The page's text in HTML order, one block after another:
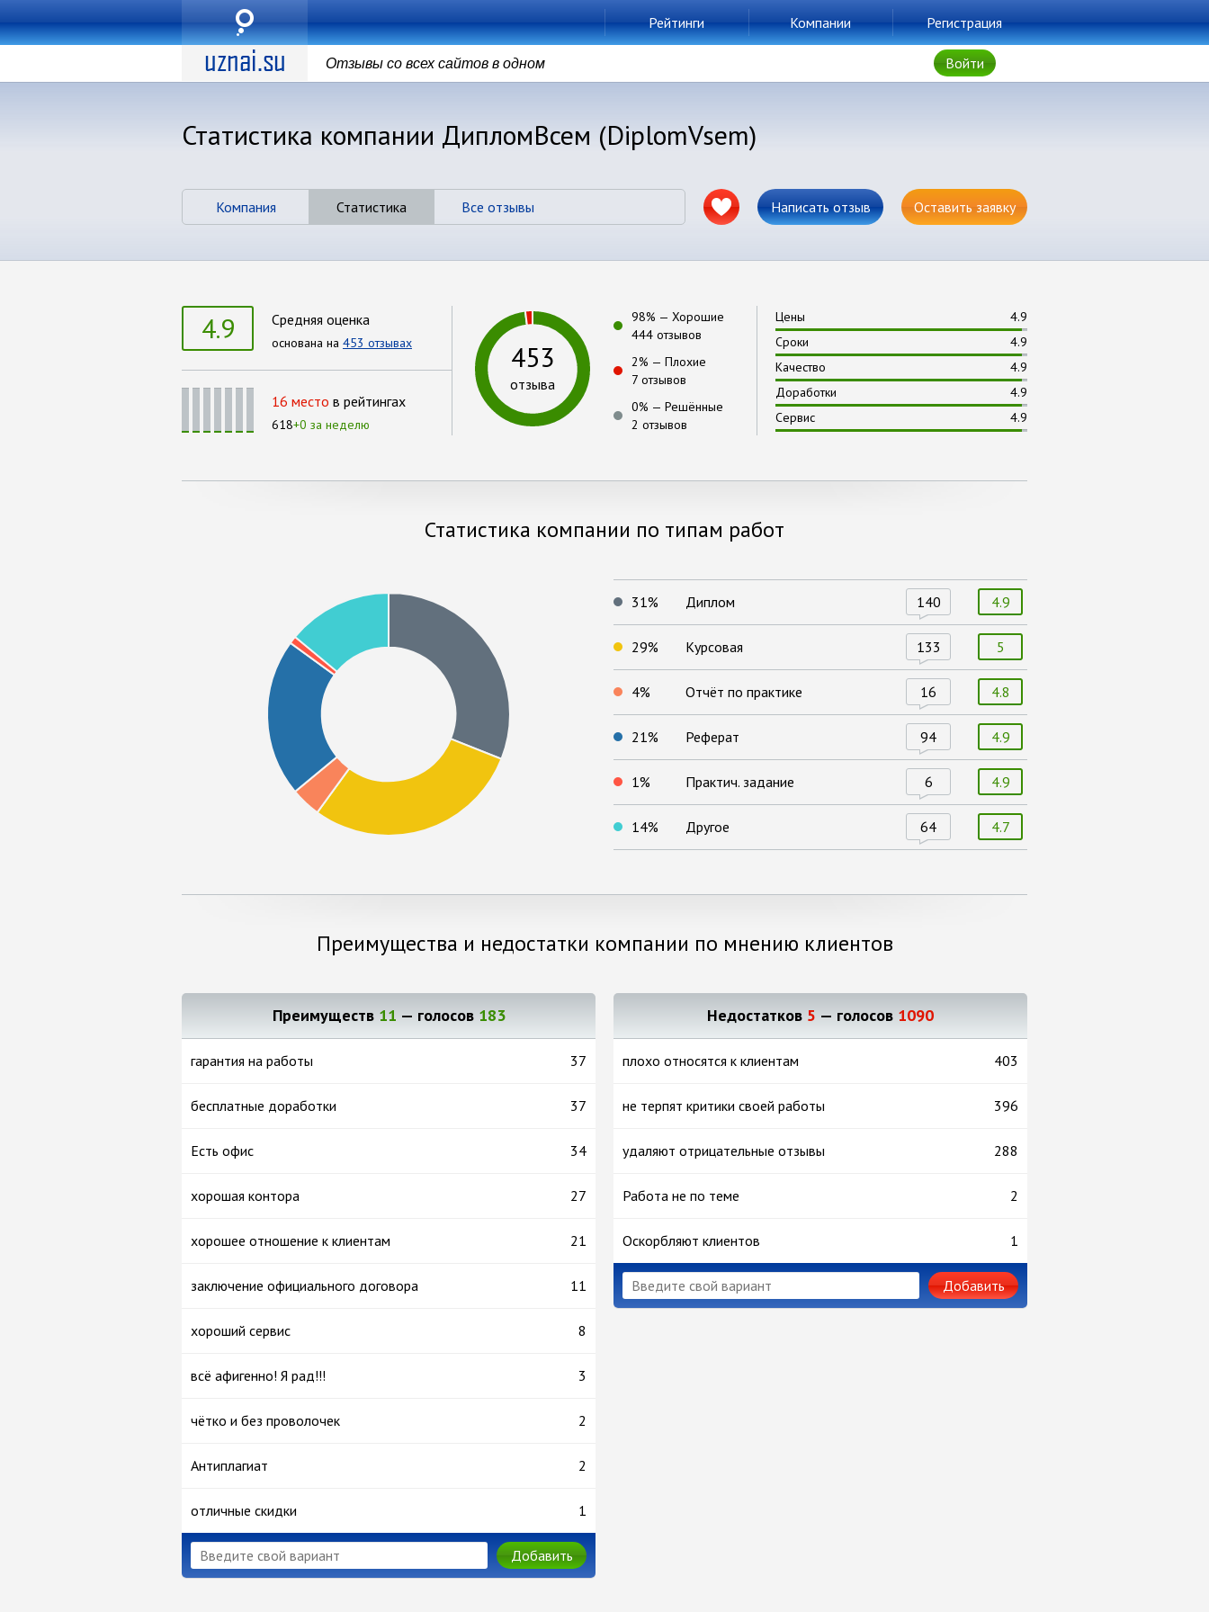
Рейтинги Компании Регистрация
Отзывы со всех сайтов в одном Войти
Статистика компании ДипломВсем (DiplomVsem)
Компания Статистика Все отзывы Написать отзыв Оставить заявку
4.9 Средняя оценка
основана на 453 отзывах
16 место в рейтингах
618+0 за неделю
453
отзыва
98% — Хорошие
444 отзывов
2% — Плохие
7 отзывов
0% — Решённые
2 отзывов
Цены
4.9
Сроки
4.9
Качество
4.9
Доработки
4.9
Сервис
4.9
Статистика компании по типам работ
31% Диплом 140 4.9
29% Курсовая 133 5
4% Отчёт по практике 16 4.8
21% Реферат 94 4.9
1% Практич. задание 6 4.9
14% Другое 64 4.7
Преимущества и недостатки компании по мнению клиентов
Преимуществ 11 — голосов 183
гарантия на работы 37
бесплатные доработки 37
Есть офис 34
хорошая контора 27
хорошее отношение к клиентам 21
заключение официального договора 11
хороший сервис 8
всё афигенно! Я рад!!! 3
чётко и без проволочек 2
Антиплагиат 2
отличные скидки 1
Добавить
Недостатков 5 — голосов 1090
плохо относятся к клиентам 403
не терпят критики своей работы 396
удаляют отрицательные отзывы 288
Работа не по теме 2
Оскорбляют клиентов 1
Добавить